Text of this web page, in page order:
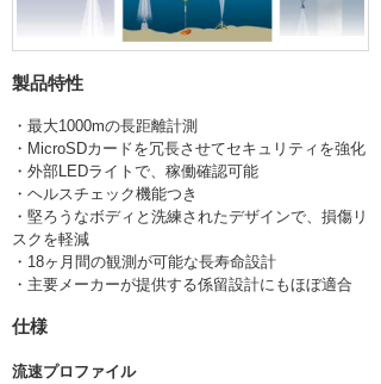
製品特性
・最大1000mの長距離計測
・MicroSDカードを冗長させてセキュリティを強化
・外部LEDライトで、稼働確認可能
・ヘルスチェック機能つき
・堅ろうなボディと洗練されたデザインで、損傷リ
スクを軽減
・18ヶ月間の観測が可能な長寿命設計
・主要メーカーが提供する係留設計にもほぼ適合
仕様
流速プロファイル